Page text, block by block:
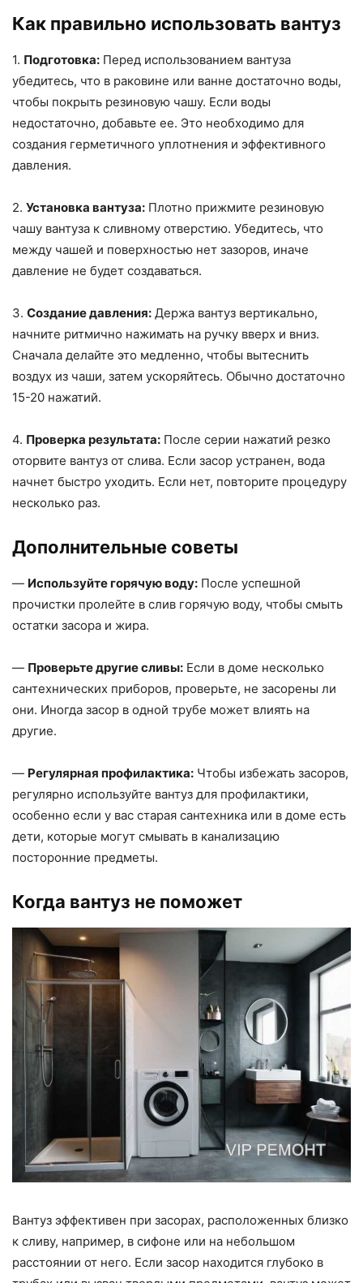
Как правильно использовать вантуз
1. Подготовка: Перед использованием вантуза
убедитесь, что в раковине или ванне достаточно воды,
чтобы покрыть резиновую чашу. Если воды
недостаточно, добавьте ее. Это необходимо для
создания герметичного уплотнения и эффективного
давления.
2. Установка вантуза: Плотно прижмите резиновую
чашу вантуза к сливному отверстию. Убедитесь, что
между чашей и поверхностью нет зазоров, иначе
давление не будет создаваться.
3. Создание давления: Держа вантуз вертикально,
начните ритмично нажимать на ручку вверх и вниз.
Сначала делайте это медленно, чтобы вытеснить
воздух из чаши, затем ускоряйтесь. Обычно достаточно
15-20 нажатий.
4. Проверка результата: После серии нажатий резко
оторвите вантуз от слива. Если засор устранен, вода
начнет быстро уходить. Если нет, повторите процедуру
несколько раз.
Дополнительные советы
— Используйте горячую воду: После успешной
прочистки пролейте в слив горячую воду, чтобы смыть
остатки засора и жира.
— Проверьте другие сливы: Если в доме несколько
сантехнических приборов, проверьте, не засорены ли
они. Иногда засор в одной трубе может влиять на
другие.
— Регулярная профилактика: Чтобы избежать засоров,
регулярно используйте вантуз для профилактики,
особенно если у вас старая сантехника или в доме есть
дети, которые могут смывать в канализацию
посторонние предметы.
Когда вантуз не поможет
Вантуз эффективен при засорах, расположенных близко
к сливу, например, в сифоне или на небольшом
расстоянии от него. Если засор находится глубоко в